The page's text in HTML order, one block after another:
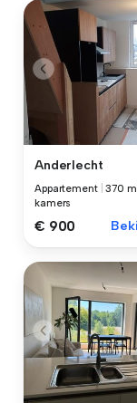
Anderlecht
Appartement |370
kamers
€ 900